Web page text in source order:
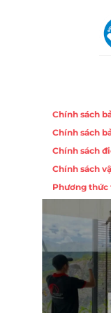
Chính sách
Chính sách
Chính sách
Chính sách
Phương thức